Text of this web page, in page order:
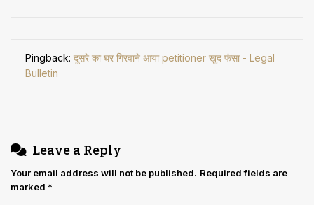
Pingback: दूसरे का घर गिरवाने आया petitioner खुद फंसा - Legal
Bulletin
Leave a Reply
Your email address will not be published. Required fields are
marked *